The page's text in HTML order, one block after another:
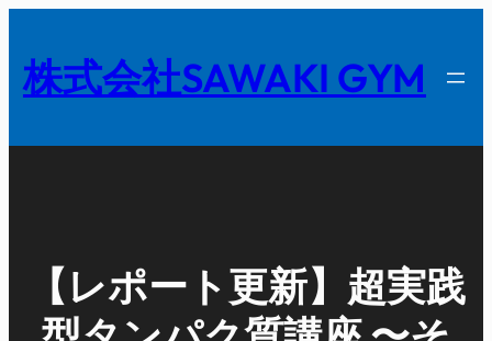
を
キ
株式会社SAWAKI GYM
【レポート更新】超実践